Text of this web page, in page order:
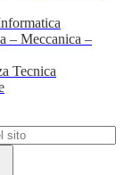
– Meccanica –
Tecnica